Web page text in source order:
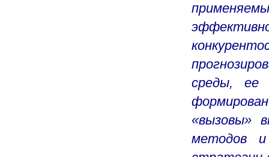
среды, ее
«вызовы»
методов и